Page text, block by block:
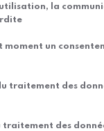
la
un
traitement des
des